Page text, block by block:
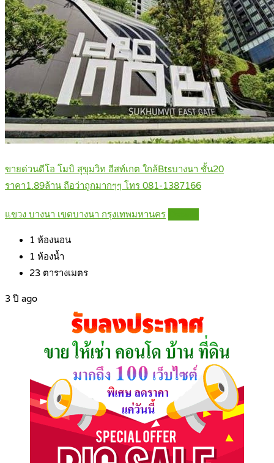
ขายด่วนดีโอ โมบิ สุขุมวิท อีสท์เกต ใกล้Btsบางนา ชั้น20
ราคา1.89ล้าน ถือว่าถูกมากๆๆ โทร 081-1387166
แขวง บางนา เขตบางนา กรุงเทพมหานคร
1 ห้องนอน
1 ห้องน้ำ
23 ตารางเมตร
3 ปี ago